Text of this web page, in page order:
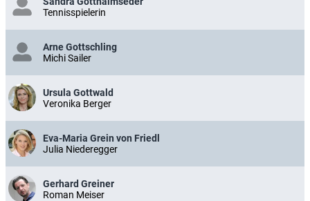
Tennisspielerin
Arne Gottschling
Michi Sailer
Ursula Gottwald
Veronika Berger
Eva-Maria Grein von Friedl
Julia Niederegger
Gerhard Greiner
Roman Meiser